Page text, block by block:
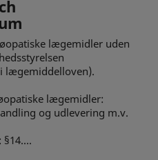
lægemidler uden
lægemiddelloven).
lægemidler:
og udlevering m.v.